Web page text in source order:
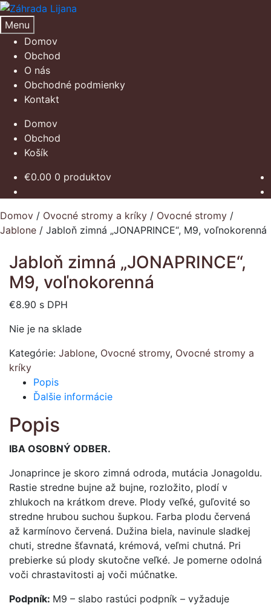
Preskočiť
na
navigáciu
Preskočiť
na
obsah
Menu
Domov
Obchod
O nás
Obchodné podmienky
Kontakt
Domov
Obchod
Košík
€0.00 0 produktov
Domov / Ovocné stromy a kríky / Ovocné stromy /
Jablone / Jabloň zimná „JONAPRINCE“, M9, voľnokorenná
Jabloň zimná „JONAPRINCE“,
M9, voľnokorenná
€8.90 s DPH
Nie je na sklade
Kategórie: Jablone, Ovocné stromy, Ovocné stromy a
kríky
Popis
Ďalšie informácie
Popis
IBA OSOBNÝ ODBER.
Jonaprince je skoro zimná odroda, mutácia Jonagoldu.
Rastie stredne bujne až bujne, rozložito, plodí v
zhlukoch na krátkom dreve. Plody veľké, guľovité so
stredne hrubou suchou šupkou. Farba plodu červená
až karmínovo červená. Dužina biela, navinule sladkej
chuti, stredne šťavnatá, krémová, veľmi chutná. Pri
prebierke sú plody skutočne veľké. Je pomerne odolná
voči chrastavitosti aj voči múčnatke.
Podpník: M9 – slabo rastúci podpník – vyžaduje